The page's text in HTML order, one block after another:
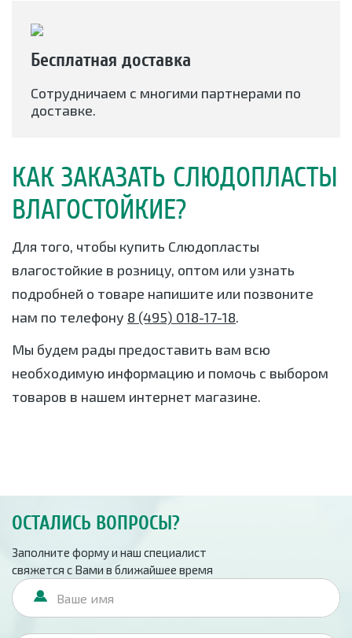
Бесплатная доставка
Сотрудничаем с многими партнерами по
доставке.
КАК ЗАКАЗАТЬ СЛЮДОПЛАСТЫ
ВЛАГОСТОЙКИЕ?
Для того, чтобы купить Слюдопласты
влагостойкие в розницу, оптом или узнать
подробней о товаре напишите или позвоните
нам по телефону 8 (495) 018-17-18.
Мы будем рады предоставить вам всю
необходимую информацию и помочь с выбором
товаров в нашем интернет магазине.
ОСТАЛИСЬ ВОПРОСЫ?
Заполните форму и наш специалист
свяжется с Вами в ближайшее время